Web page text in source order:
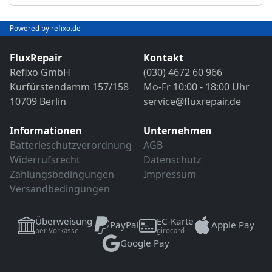
Sollten weitere Defekte festgestellt werden,
erfolgt eine Reparatur ausschließlich nach
vorheriger Rücksprache.
Bild- und Funktionstest
VDE-Sicherheitsprüfung
Sollten weitere Defekte festgestellt werden,
erfolgt eine Reparatur ausschließlich nach
vorheriger Rücksprache.
Powered by refixo.de
FluxRepair
Refixo GmbH
Kurfürstendamm 157/158
10709 Berlin
Kontakt
(030) 4672 60 966
Mo-Fr 10:00 - 18:00 Uhr
service@fluxrepair.de
Informationen
Batterieschutzverordnung
Widerrufsrecht
Zahlungsbedingungen
Versandbedingungen
Unternehmen
AGB
Datenschutz
Impressum
Überweisung
per Vorkasse PayPal EC-Karte
girocard
Apple Pay
Google Pay